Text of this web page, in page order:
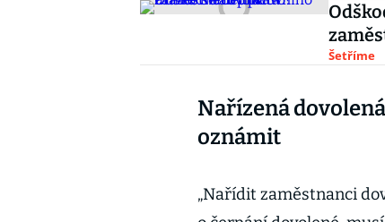
Šetříme
Nařízená
oznámit
„Nařídit zaměstnanci